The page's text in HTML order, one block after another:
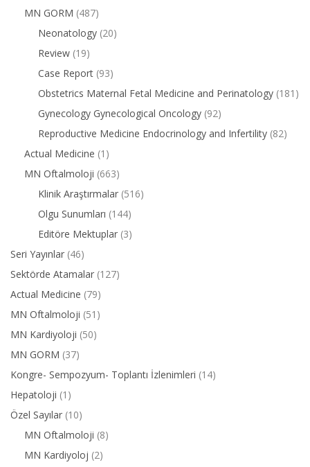
MN GORM (487)
Neonatology (20)
Review (19)
Case Report (93)
Obstetrics Maternal Fetal Medicine and Perinatology (181)
Gynecology Gynecological Oncology (92)
Reproductive Medicine Endocrinology and Infertility (82)
Actual Medicine (1)
MN Oftalmoloji (663)
Klinik Araştırmalar (516)
Olgu Sunumları (144)
Editöre Mektuplar (3)
Seri Yayınlar (46)
Sektörde Atamalar (127)
Actual Medicine (79)
MN Oftalmoloji (51)
MN Kardiyoloji (50)
MN GORM (37)
Kongre- Sempozyum- Toplantı İzlenimleri (14)
Hepatoloji (1)
Özel Sayılar (10)
MN Oftalmoloji (8)
MN Kardiyoloj (2)